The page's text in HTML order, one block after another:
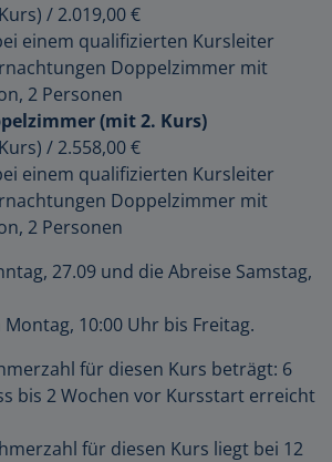
/ 2.019,00 €
einem qualifizierten Kursleiter
Doppelzimmer mit
2 Personen
(mit 2. Kurs)
/ 2.558,00 €
einem qualifizierten Kursleiter
Doppelzimmer mit
2 Personen
27.09 und die Abreise Samstag,
10:00 Uhr bis Freitag.
für diesen Kurs beträgt: 6
bis 2 Wochen vor Kursstart erreicht
für diesen Kurs liegt bei 12